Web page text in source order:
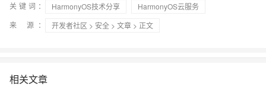
关键词：
HarmonyOS技术分享
HarmonyOS云服务
来 源：
开发者社区 > 安全 > 文章 > 正文
相关文章